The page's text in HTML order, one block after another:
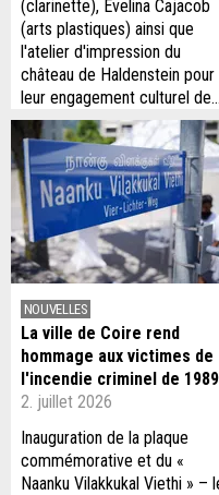
(clarinette), Evelina Cajacob
(arts plastiques) ainsi que
l'atelier d'impression du
château de Haldenstein pour
leur engagement culturel de…
NOUVELLES
La ville de Coire rend
hommage aux victimes de
l'incendie criminel de 1989
2. juillet 2026
Inauguration de la plaque
commémorative et du «
Naanku Vilakkukal Viethi » –